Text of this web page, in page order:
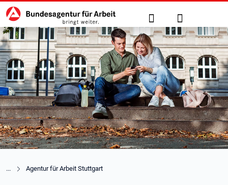
zu den Hauptinhalten springen
Hauptnavigation Suche Anmelden
Agentur für Arbeit Stuttgart